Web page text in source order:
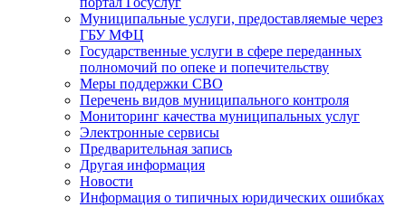
Муниципальные услуги, предоставляемые через
ГБУ МФЦ
Государственные услуги в сфере переданных
полномочий по опеке и попечительству
Меры поддержки СВО
Перечень видов муниципального контроля
Мониторинг качества муниципальных услуг
Электронные сервисы
Предварительная запись
Другая информация
Новости
Информация о типичных юридических ошибках